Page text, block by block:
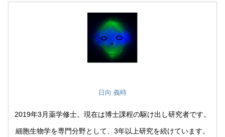
日向 義時
2019年3月薬学修士。現在は博士課程の駆け出し研究者です。
細胞生物学を専門分野として、3年以上研究を続けています。